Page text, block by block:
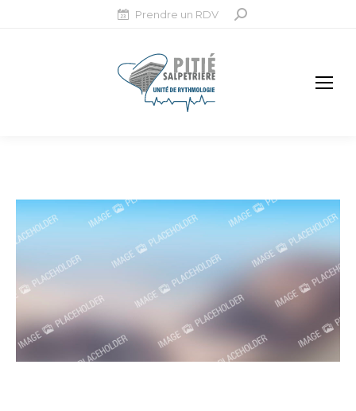
Prendre un RDV
Recherche